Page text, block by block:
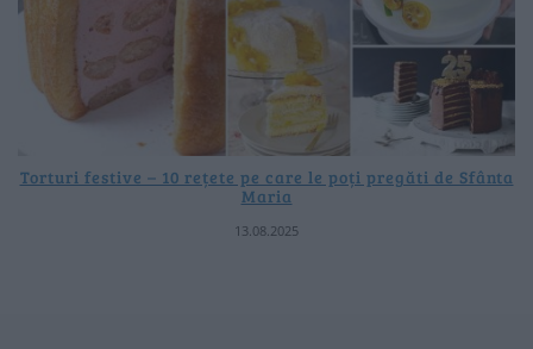
Torturi festive – 10 rețete pe care le poți pregăti de Sfânta
Maria
13.08.2025